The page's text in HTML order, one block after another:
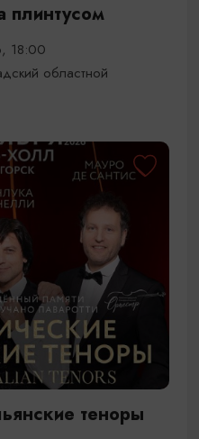
плинтусом
18:00
областной
теноры